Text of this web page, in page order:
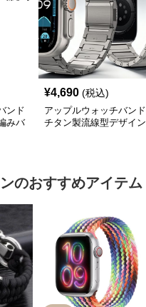
ンド
みバ
¥4,690 (税込)
アップルウォッチバンド
チタン製流線型デザイン
のおすすめアイテム